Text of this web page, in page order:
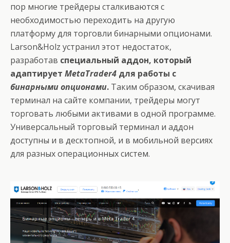
пор многие трейдеры сталкиваются с
необходимостью переходить на другую
платформу для торговли бинарными опционами.
Larson&Holz устранил этот недостаток,
разработав специальный аддон, который
адаптирует MetaTrader4 для работы с
бинарными опционами. Таким образом, скачивая
терминал на сайте компании, трейдеры могут
торговать любыми активами в одной программе.
Универсальный торговый терминал и аддон
доступны и в десктопной, и в мобильной версиях
для разных операционных систем.